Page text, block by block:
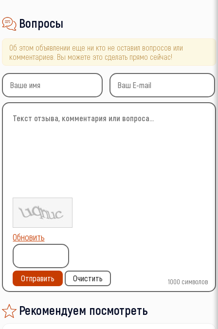
Вопросы
Об этом объявлении еще ни кто не оставил вопросов или
комментариев. Вы можете это сделать прямо сейчас!
1000 символов
Обновить
Отправить Очистить
Рекомендуем посмотреть